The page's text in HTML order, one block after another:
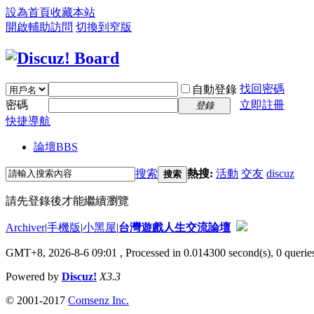
設為首頁收藏本站
開啟輔助訪問 切換到窄版
自動登錄 找回密碼
密碼
登錄
立即註冊
快捷導航
論壇BBS
搜索 搜索 熱搜: 活動 交友 discuz
請先登錄後才能繼續瀏覽
Archiver|手機版|小黑屋|台灣遊戲人生交流論壇
GMT+8, 2026-8-6 09:01 , Processed in 0.014300 second(s), 0
Powered by Discuz! X3.3
© 2001-2017 Comsenz Inc.